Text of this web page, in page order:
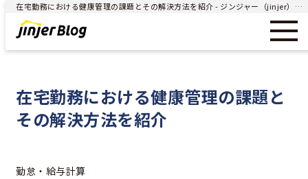
在宅勤務における健康管理の課題とその解決方法を紹介 - ジンジャー（jinjer）｜統合型人事システム
在宅勤務における健康管理の課題と
その解決方法を紹介
勤怠・給与計算